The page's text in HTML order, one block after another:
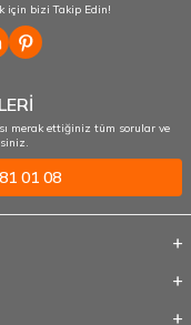
için bizi Takip Edin!
merak ettiğiniz tüm sorular ve
01 08